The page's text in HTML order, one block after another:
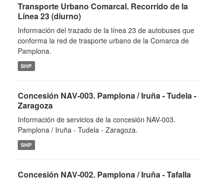
Transporte Urbano Comarcal. Recorrido de la
Línea 23 (diurno)
Información del trazado de la línea 23 de autobuses que
conforma la red de trasporte urbano de la Comarca de
Pamplona.
SHP
Concesión NAV-003. Pamplona / Iruña - Tudela -
Zaragoza
Información de servicios de la concesión NAV-003.
Pamplona / Iruña - Tudela - Zaragoza.
SHP
Concesión NAV-002. Pamplona / Iruña - Tafalla